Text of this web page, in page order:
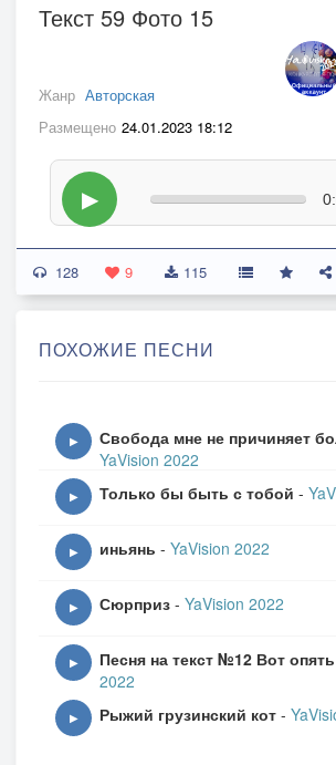
Текст 59 Фото 15
Жанр Авторская
Размещено 24.01.2023 18:12
▶
128 9 115
ПОХОЖИЕ ПЕСНИ
▶ Свобода мне не причиняет
YaVision 2022
▶ Только бы быть с тобой -
▶ иньянь - YaVision 2022
▶ Сюрприз - YaVision 2022
▶ Песня на текст №12 Вот
2022
▶ Рыжий грузинский кот -